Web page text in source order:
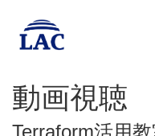
動画視聴